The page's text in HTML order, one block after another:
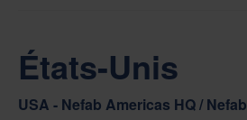
États-Unis
USA - Nefab Americas HQ / Nefab